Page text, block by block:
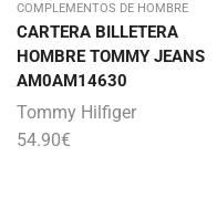
COMPLEMENTOS DE HOMBRE
CARTERA BILLETERA
HOMBRE TOMMY JEANS
AM0AM14630
Tommy Hilfiger
54.90€